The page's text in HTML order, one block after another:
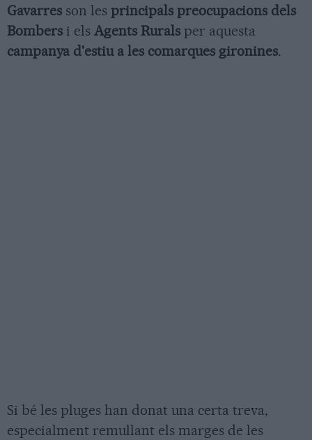
Gavarres son les principals preocupacions dels
Bombers i els Agents Rurals per aquesta
campanya d'estiu a les comarques gironines.
Si bé les pluges han donat una certa treva,
especialment remullant els marges de les